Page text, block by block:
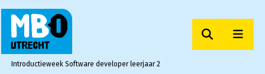
MBO Utrecht
Zoeken
Introductieweek Software developer leerjaar 2